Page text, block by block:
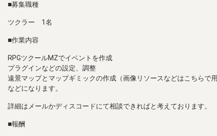
■募集職種
ツクラー 1名
■作業内容
RPGツクールMZでイベントを作成
プラグインなどの設定、調整
遠景マップとマップギミックの作成（画像リソースなどはこちらで
などになります。
詳細はメールかディスコードにて相談できればと考えております。
■報酬